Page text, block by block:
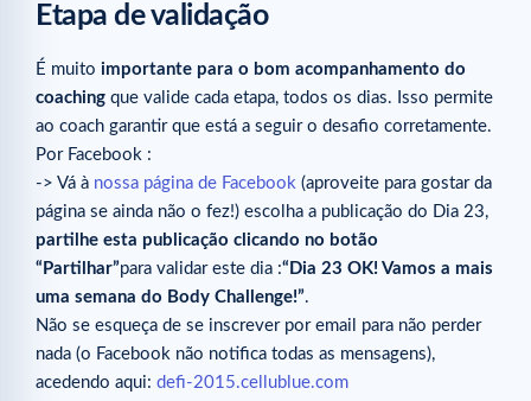
Etapa de validação
É muito importante para o bom acompanhamento do
coaching que valide cada etapa, todos os dias. Isso permite
ao coach garantir que está a seguir o desafio corretamente.
Por Facebook :
-> Vá à nossa página de Facebook (aproveite para gostar da
página se ainda não o fez!) escolha a publicação do Dia 23,
partilhe esta publicação clicando no botão
“Partilhar”para validar este dia :“Dia 23 OK! Vamos a mais
uma semana do Body Challenge!”.
Não se esqueça de se inscrever por email para não perder
nada (o Facebook não notifica todas as mensagens),
acedendo aqui: defi-2015.cellublue.com